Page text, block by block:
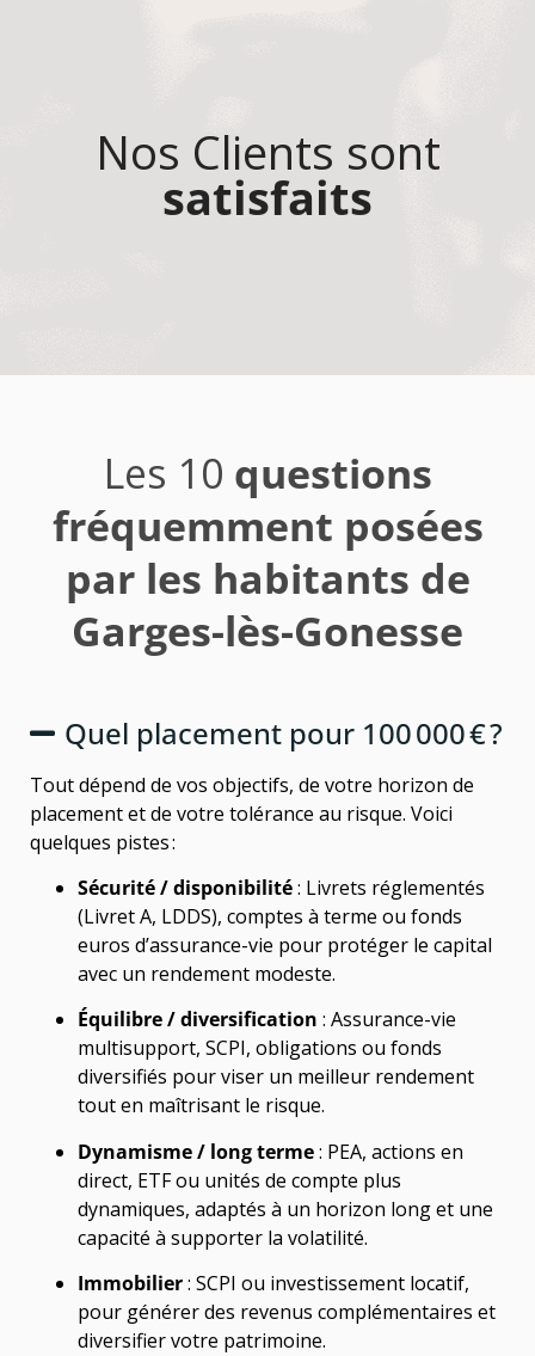
Nos Clients sont
satisfaits
Les 10 questions
fréquemment posées
par les habitants de
Garges-lès-Gonesse
Quel placement pour 100 000 € ?
Tout dépend de vos objectifs, de votre horizon de
placement et de votre tolérance au risque. Voici
quelques pistes :
Sécurité / disponibilité: Livrets réglementés
(Livret A, LDDS), comptes à terme ou fonds
euros d’assurance-vie pour protéger le capital
avec un rendement modeste.
Équilibre / diversification : Assurance-vie
multisupport, SCPI, obligations ou fonds
diversifiés pour viser un meilleur rendement
tout en maîtrisant le risque.
Dynamisme / long terme: PEA, actions en
direct, ETF ou unités de compte plus
dynamiques, adaptés à un horizon long et une
capacité à supporter la volatilité.
Immobilier: SCPI ou investissement locatif,
pour générer des revenus complémentaires et
diversifier votre patrimoine.